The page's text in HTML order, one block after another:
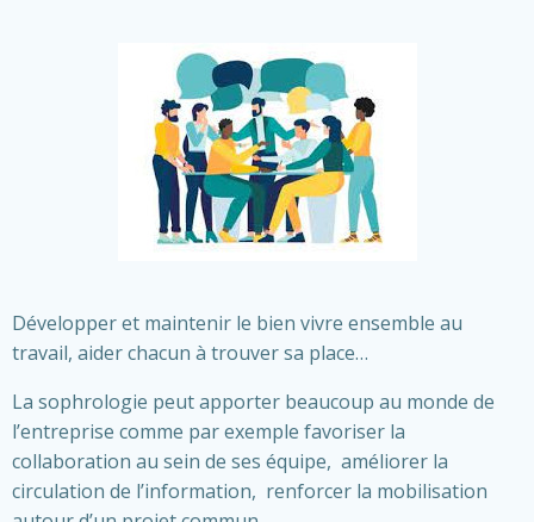
Développer et maintenir le bien vivre ensemble au
travail, aider chacun à trouver sa place…
La sophrologie peut apporter beaucoup au monde de
l’entreprise comme par exemple favoriser la
collaboration au sein de ses équipe, améliorer la
circulation de l’information, renforcer la mobilisation